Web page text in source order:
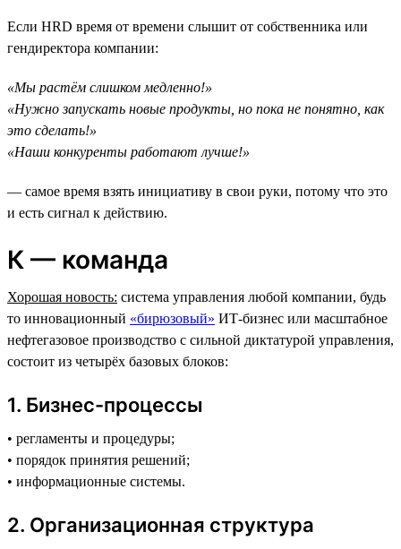
Если HRD время от времени слышит от собственника или
гендиректора компании:
«Мы растём слишком медленно!»
«Нужно запускать новые продукты, но пока не понятно, как
это сделать!»
«Наши конкуренты работают лучше!»
— самое время взять инициативу в свои руки, потому что это
и есть сигнал к действию.
К — команда
Хорошая новость: система управления любой компании, будь
то инновационный «бирюзовый» ИТ-бизнес или масштабное
нефтегазовое производство c сильной диктатурой управления,
состоит из четырёх базовых блоков:
1. Бизнес-процессы
• регламенты и процедуры;
• порядок принятия решений;
• информационные системы.
2️. Организационная структура